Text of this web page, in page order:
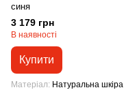
синя
3 179 грн
В наявності
Купити
Матеріал
Натуральна шкіра